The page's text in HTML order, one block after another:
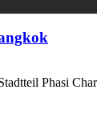
Phasi